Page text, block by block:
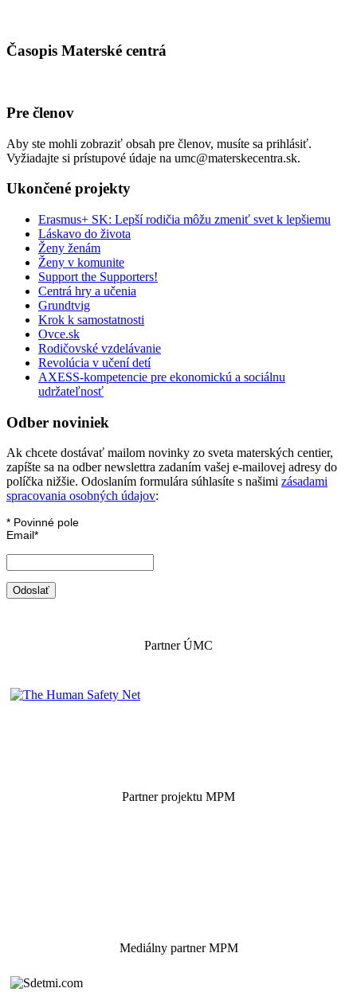
Časopis Materské centrá
Pre členov
Aby ste mohli zobraziť obsah pre členov, musíte sa prihlásiť.
Vyžiadajte si prístupové údaje na umc@materskecentra.sk.
Ukončené projekty
Erasmus+ SK: Lepší rodičia môžu zmeniť svet k lepšiemu
Láskavo do života
Ženy ženám
Ženy v komunite
Support the Supporters!
Centrá hry a učenia
Grundtvig
Krok k samostatnosti
Ovce.sk
Rodičovské vzdelávanie
Revolúcia v učení detí
AXESS-kompetencie pre ekonomickú a sociálnu
udržateľnosť
Odber noviniek
Ak chcete dostávať mailom novinky zo sveta materských centier,
zapíšte sa na odber newslettra zadaním vašej e-mailovej adresy do
políčka nižšie. Odoslaním formulára súhlasíte s našimi zásadami
spracovania osobných údajov:
* Povinné pole
Email*
Partner ÚMC
Partner projektu MPM
Mediálny partner MPM